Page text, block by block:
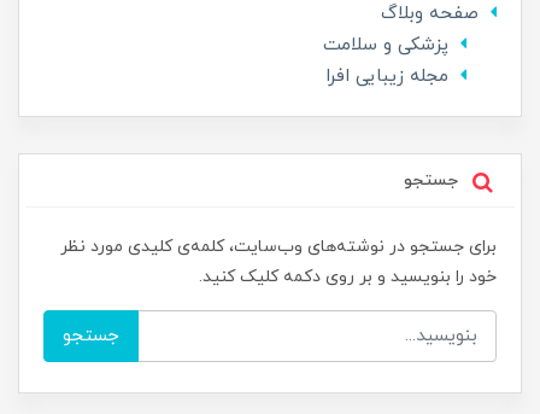
صفحه وبلاگ
پزشکی و سلامت
مجله زیبایی افرا
جستجو
برای جستجو در نوشته‌های وب‌سایت، کلمه‌ی کلیدی مورد نظر
خود را بنویسید و بر روی دکمه کلیک کنید.
جستجو